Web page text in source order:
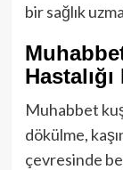
bir sağlık
Hastalığı
Muhabbet
dökülme,
çevresinde